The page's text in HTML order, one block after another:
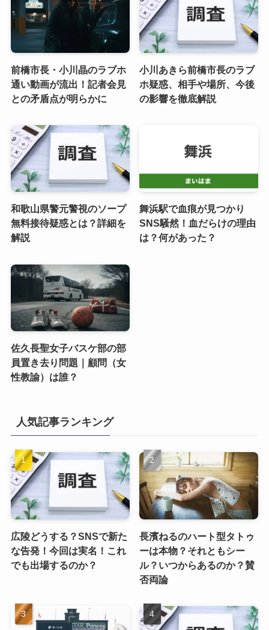
前橋市長・小川晶のラブホ
通い動画が流出！記者会見
との矛盾点が明らかに
小川あきら前橋市長のラブ
ホ疑惑、相手や場所、今後
の影響を徹底解説
和歌山県警元警視のソープ
無料接待疑惑とは？詳細を
解説
舞浜駅で血痕が見つかり
SNS騒然！血だらけの理由
は？何があった？
佐久長聖女子バスケ部の部
員置き去り問題｜顧問（女
性教諭）は誰？
人気記事ランキング
広陵どうする？SNSで新た
な告発！今回は実名！これ
でも出場するのか？
長濱ねるのハート型タトゥ
ーは本物？それともシー
ル？いつからあるのか？賛
否両論